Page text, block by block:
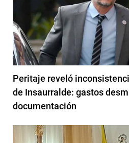
Peritaje reveló
de Insaurralde: gastos
documentación